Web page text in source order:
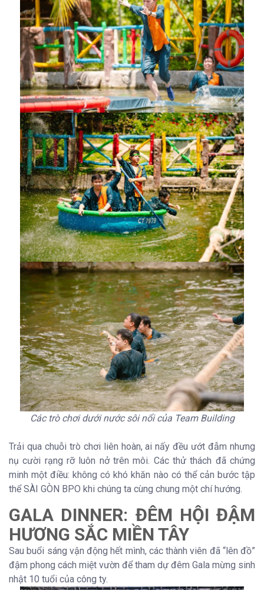
Các trò chơi dưới nước sôi nổi của Team Building
Trải qua chuỗi trò chơi liên hoàn, ai nấy đều ướt đẫm nhưng
nụ cười rạng rỡ luôn nở trên môi. Các thử thách đã chứng
minh một điều: không có khó khăn nào có thể cản bước tập
thể SÀI GÒN BPO khi chúng ta cùng chung một chí hướng.
GALA DINNER: ĐÊM HỘI ĐẬM
HƯƠNG SẮC MIỀN TÂY
Sau buổi sáng vận động hết mình, các thành viên đã “lên đồ”
đậm phong cách miệt vườn để tham dự đêm Gala mừng sinh
nhật 10 tuổi của công ty.